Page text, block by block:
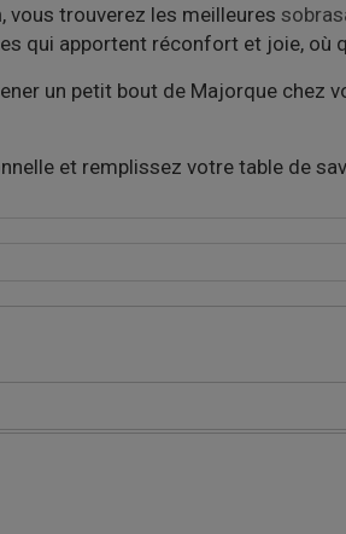
, vous trouverez les meilleures
qui apportent réconfort et joie, où
un petit bout de Majorque
et remplissez votre table de